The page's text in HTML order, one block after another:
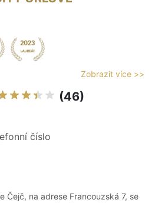
Zobrazit více >>
(46)
číslo
Čejč, na adrese Francouzská 7, se